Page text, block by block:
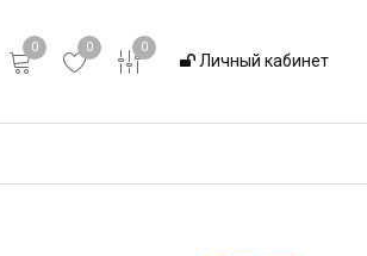
0 0 0
Личный кабинет